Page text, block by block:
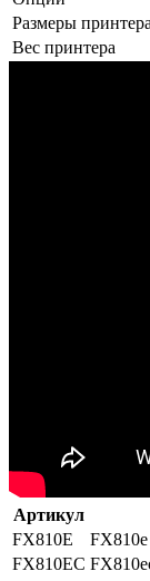
Размеры принтера
Вес принтера
Артикул
FX810E
FX810e
FX810EC